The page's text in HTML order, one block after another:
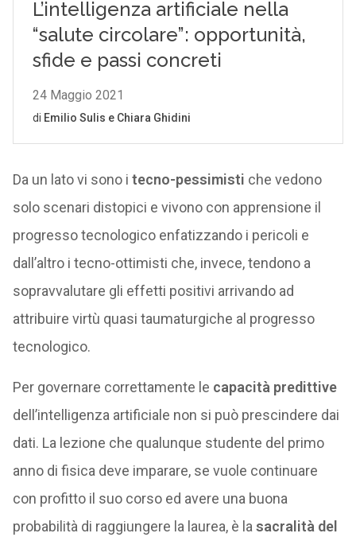
Da un lato vi sono i tecno-pessimisti che vedono
solo scenari distopici e vivono con apprensione il
progresso tecnologico enfatizzando i pericoli e
dall’altro i tecno-ottimisti che, invece, tendono a
sopravvalutare gli effetti positivi arrivando ad
attribuire virtù quasi taumaturgiche al progresso
tecnologico.
Per governare correttamente le capacità predittive
dell’intelligenza artificiale non si può prescindere dai
dati. La lezione che qualunque studente del primo
anno di fisica deve imparare, se vuole continuare
con profitto il suo corso ed avere una buona
probabilità di raggiungere la laurea, è la sacralità del